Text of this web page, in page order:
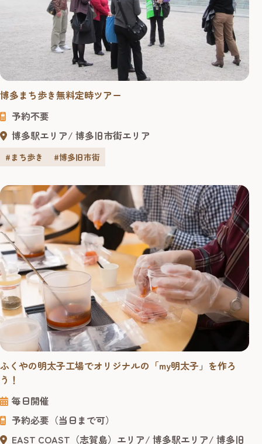
博多まち歩き無料定時ツアー
予約不要
博多駅エリア
博多旧市街エリア
#まち歩き #博多旧市街
ふくやの明太子工場でオリジナルの「my明太子」を作ろ
う！
毎日開催
予約必要（当日まで可）
EAST COAST（志賀島）エリア
博多駅エリア 博多旧